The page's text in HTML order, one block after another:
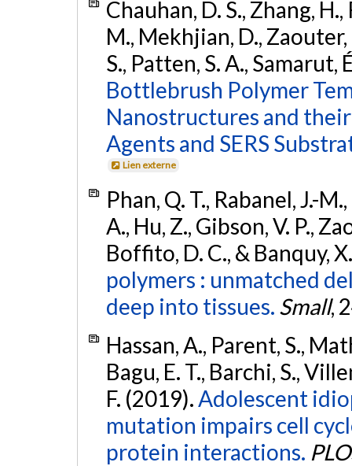
Chauhan, D. S., Zhang,
M., Mekhjian, D., Zaouter,
S., Patten, S. A., Samarut,
Bottlebrush Polymer
Nanostructures and
Agents and SERS
Lien externe
Phan, Q. T., Rabanel, J.-
A., Hu, Z., Gibson, V. P.,
Boffito, D. C., & Banquy,
polymers : unmatched
deep into tissues. Small,
Hassan, A., Parent, S.,
Bagu, E. T., Barchi, S.,
F. (2019).Adolescent
mutation impairs cell
protein interactions.